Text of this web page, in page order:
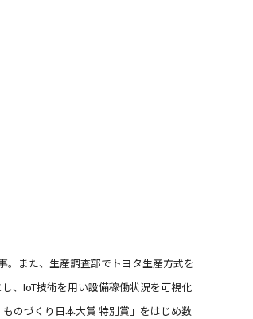
。また、生産調査部でトヨタ生産方式を
、IoT技術を用い設備稼働状況を可視化
のづくり日本大賞 特別賞」をはじめ数